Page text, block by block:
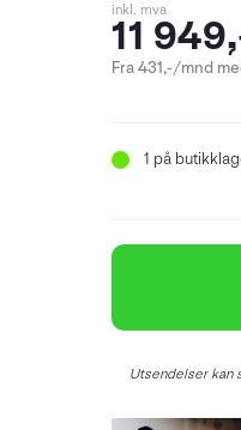
inkl. mva
11
Fra 431,-/mnd
1 på
Utsendelser kan